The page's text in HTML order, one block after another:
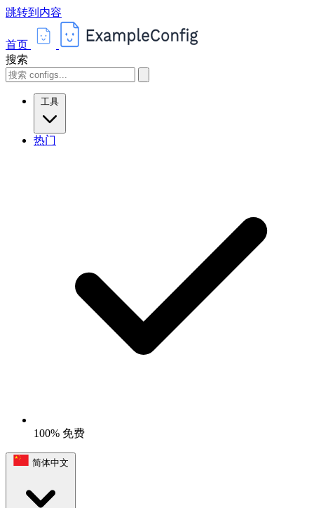
跳转到内容
首页
搜索
工具
热门
100% 免费
简体中文